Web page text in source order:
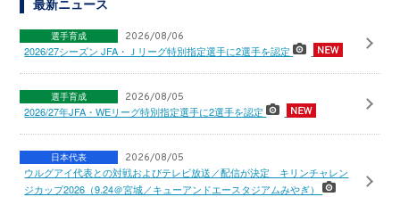
選手育成 2026/08/06
2026/27シーズン JFA・Ｊリーグ特別指定選手に2選手を認定
選手育成 2026/08/05
2026/27年JFA・WEリーグ特別指定選手に2選手を認定
日本代表 2026/08/05
ウルグアイ代表との対戦およびテレビ放送／配信が決定 キリンチャレン
ジカップ2026（9.24＠宮城／キューアンドエースタジアムみやぎ）